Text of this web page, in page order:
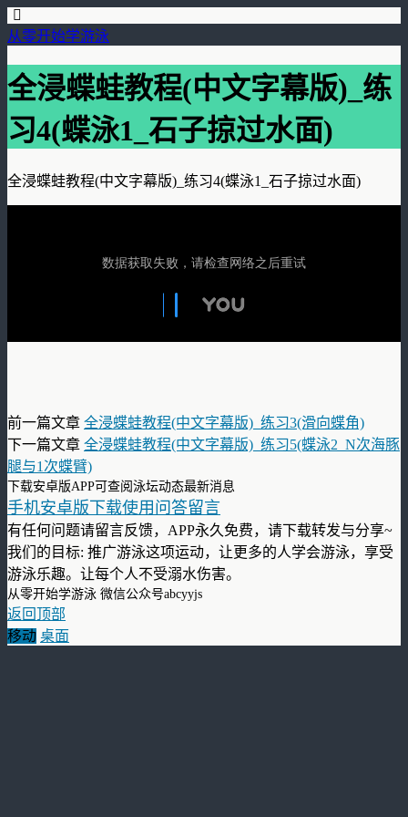
从零开始学游泳
全浸蝶蛙教程(中文字幕版)_练
习4(蝶泳1_石子掠过水面)
全浸蝶蛙教程(中文字幕版)_练习4(蝶泳1_石子掠过水面)
前一篇文章 全浸蝶蛙教程(中文字幕版)_练习3(滑向蝶角)
下一篇文章 全浸蝶蛙教程(中文字幕版)_练习5(蝶泳2_N次海豚
腿与1次蝶臂)
下载安卓版APP可查阅泳坛动态最新消息
手机安卓版下载使用问答留言
有任何问题请留言反馈，APP永久免费，请下载转发与分享~
我们的目标: 推广游泳这项运动，让更多的人学会游泳，享受
游泳乐趣。让每个人不受溺水伤害。
从零开始学游泳 微信公众号abcyyjs
返回顶部
移动 桌面